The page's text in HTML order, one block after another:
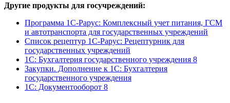
Другие продукты для госучреждений:
Программа 1С-Рарус: Комплексный учет питания, ГСМ
и автотранспорта для государственных учреждений
Список рецептур 1С-Рарус: Рецептурник для
государственных учреждений
1С: Бухгалтерия государственного учреждения 8
Закупки. Дополнение к 1С: Бухгалтерия
государственного учреждения
1С: Документооборот 8